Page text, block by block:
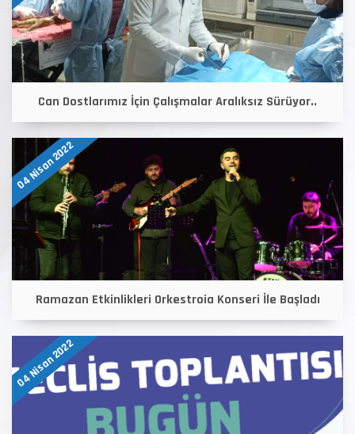
Can Dostlarımız İçin Çalışmalar Aralıksız Sürüyor..
04 Nisan 2022
Ramazan Etkinlikleri Orkestroia Konseri İle Başladı
04 Nisan 2022